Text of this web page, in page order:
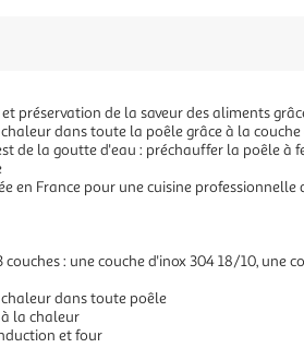
et préservation de la saveur des aliments
dans toute la poêle grâce à la
de la goutte d'eau : préchauffer la poêle à
en France pour une cuisine
: une couche d'inox 304 18/10, une
dans toute poêle
la chaleur
et four